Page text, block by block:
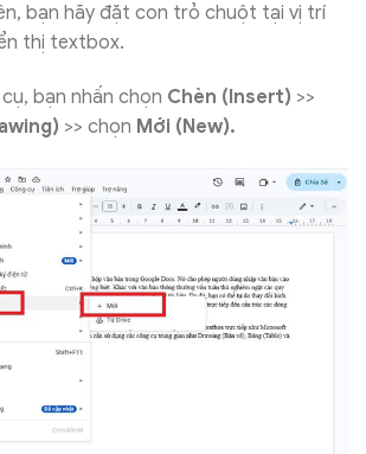
bạn hãy đặt con trỏ chuột tại vị trí
thị textbox.
bạn nhấn chọn Chèn (Insert) >>
>> chọn Mới (New).